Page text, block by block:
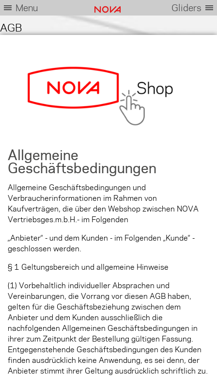
Menu Gliders
AGB
Allgemeine
Geschäftsbedingungen
Allgemeine Geschäftsbedingungen und
Verbraucherinformationen im Rahmen von
Kaufverträgen, die über den Webshop zwischen NOVA
Vertriebsges.m.b.H.- im Folgenden
„Anbieter“ - und dem Kunden - im Folgenden „Kunde“ -
geschlossen werden.
§ 1 Geltungsbereich und allgemeine Hinweise
(1) Vorbehaltlich individueller Absprachen und
Vereinbarungen, die Vorrang vor diesen AGB haben,
gelten für die Geschäftsbeziehung zwischen dem
Anbieter und dem Kunden ausschließlich die
nachfolgenden Allgemeinen Geschäftsbedingungen in
ihrer zum Zeitpunkt der Bestellung gültigen Fassung.
Entgegenstehende Geschäftsbedingungen des Kunden
finden ausdrücklich keine Anwendung, es sei denn, der
Anbieter stimmt ihrer Geltung ausdrücklich schriftlich zu.